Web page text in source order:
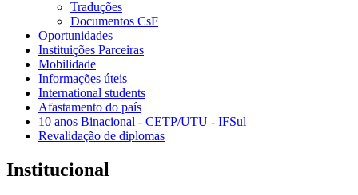
Traduções
Documentos CsF
Oportunidades
Instituições Parceiras
Mobilidade
Informações úteis
International students
Afastamento do país
10 anos Binacional - CETP/UTU - IFSul
Revalidação de diplomas
Institucional